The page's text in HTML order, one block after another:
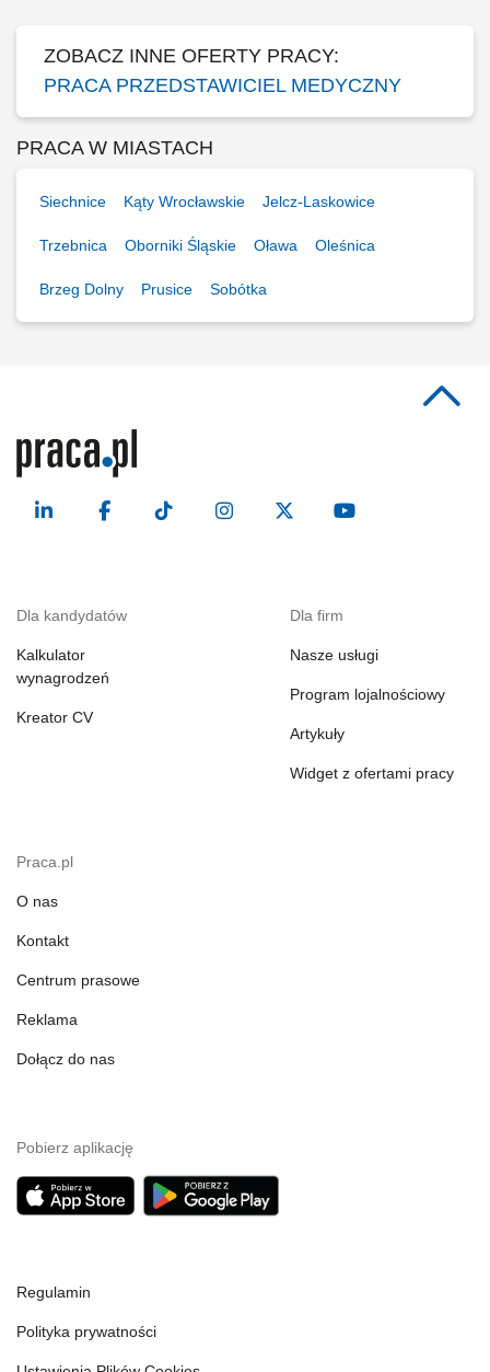
ZOBACZ INNE OFERTY PRACY:
PRACA PRZEDSTAWICIEL MEDYCZNY
PRACA W MIASTACH
Siechnice Kąty Wrocławskie Jelcz-Laskowice
Trzebnica Oborniki Śląskie Oława Oleśnica
Brzeg Dolny Prusice Sobótka
Dla kandydatów
Kalkulator
wynagrodzeń
Kreator CV
Dla firm
Nasze usługi
Program lojalnościowy
Artykuły
Widget z ofertami pracy
Praca.pl
O nas
Kontakt
Centrum prasowe
Reklama
Dołącz do nas
Pobierz aplikację
Regulamin
Polityka prywatności